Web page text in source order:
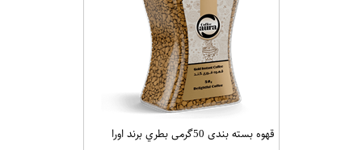
قهوه بسته بندی 50گرمی بطري برند اورا